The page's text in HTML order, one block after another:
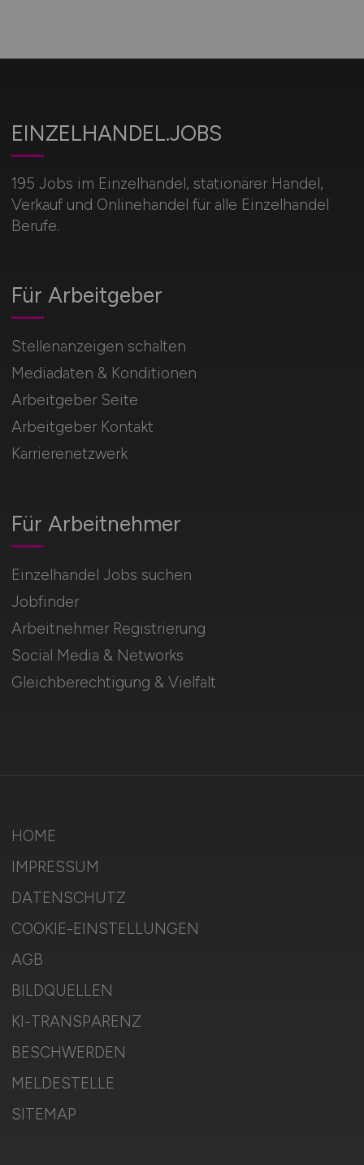
EINZELHANDEL.JOBS
195 Jobs im Einzelhandel, stationärer Handel,
Verkauf und Onlinehandel für alle Einzelhandel
Berufe.
Für Arbeitnehmer
Einzelhandel Jobs suchen
Jobfinder
Arbeitnehmer Registrierung
Social Media & Networks
Gleichberechtigung & Vielfalt
Für Arbeitgeber
Stellenanzeigen schalten
Mediadaten & Konditionen
Arbeitgeber Seite
Arbeitgeber Kontakt
Karrierenetzwerk
HOME
IMPRESSUM
DATENSCHUTZ
COOKIE-EINSTELLUNGEN
AGB
BILDQUELLEN
KI-TRANSPARENZ
BESCHWERDEN
MELDESTELLE
SITEMAP